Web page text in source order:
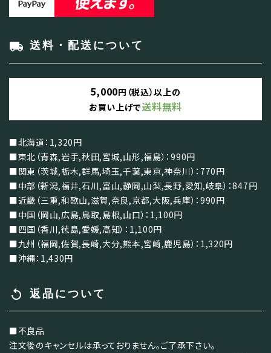
local_shipping 送料・配送について
5,000円（税込）以上の
お買い上げで送料無料
■北海道：1,320円
■東北（青森,岩手,秋田,宮城,山形,福島）：990円
■関東（茨城,栃木,群馬,埼玉,千葉,東京,神奈川）：770円
■中部（新潟,福井,石川,富山,静岡,山梨,長野,愛知,岐阜）：847円
■近畿（三重,和歌山,滋賀,奈良,京都,大阪,兵庫）：990円
■中国（岡山,広島,鳥取,島根,山口）：1,100円
■四国（香川,徳島,愛媛,高知）：1,100円
■九州（福岡,佐賀,長崎,大分,熊本,宮崎,鹿児島）：1,320円
■沖縄：1,430円
replay 返品について
■不良品
注文後のキャンセルは承っておりません。ご了承下さい。